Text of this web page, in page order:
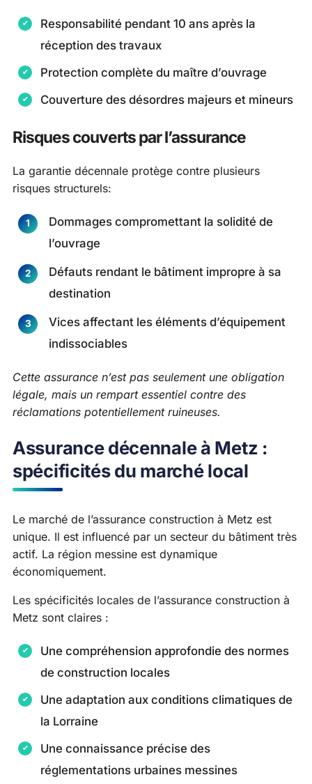
Responsabilité pendant 10 ans après la
réception des travaux
Protection complète du maître d’ouvrage
Couverture des désordres majeurs et mineurs
Risques couverts par l’assurance
La garantie décennale protège contre plusieurs
risques structurels:
Dommages compromettant la solidité de
l’ouvrage
Défauts rendant le bâtiment impropre à sa
destination
Vices affectant les éléments d’équipement
indissociables
Cette assurance n’est pas seulement une obligation
légale, mais un rempart essentiel contre des
réclamations potentiellement ruineuses.
Assurance décennale à Metz :
spécificités du marché local
Le marché de l’assurance construction à Metz est
unique. Il est influencé par un secteur du bâtiment très
actif. La région messine est dynamique
économiquement.
Les spécificités locales de l’assurance construction à
Metz sont claires :
Une compréhension approfondie des normes
de construction locales
Une adaptation aux conditions climatiques de
la Lorraine
Une connaissance précise des
réglementations urbaines messines